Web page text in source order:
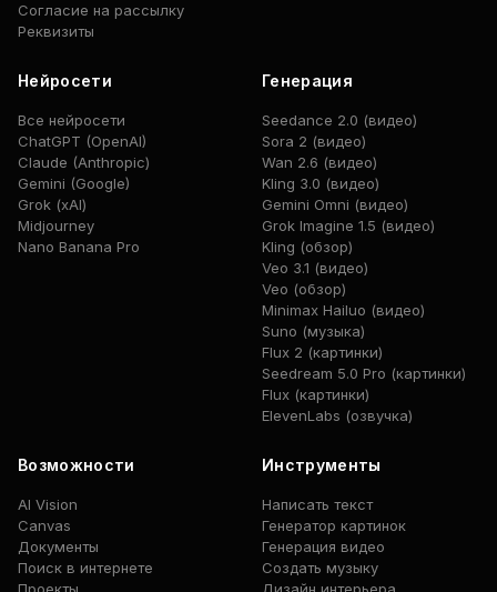
Согласие на рассылку
Реквизиты
Нейросети
Все нейросети
ChatGPT (OpenAI)
Claude (Anthropic)
Gemini (Google)
Grok (xAI)
Midjourney
Nano Banana Pro
Генерация
Seedance 2.0 (видео)
Sora 2 (видео)
Wan 2.6 (видео)
Kling 3.0 (видео)
Gemini Omni (видео)
Grok Imagine 1.5 (видео)
Kling (обзор)
Veo 3.1 (видео)
Veo (обзор)
Minimax Hailuo (видео)
Suno (музыка)
Flux 2 (картинки)
Seedream 5.0 Pro (картинки)
Flux (картинки)
ElevenLabs (озвучка)
Возможности
AI Vision
Canvas
Документы
Поиск в интернете
Инструменты
Написать текст
Генератор картинок
Генерация видео
Создать музыку